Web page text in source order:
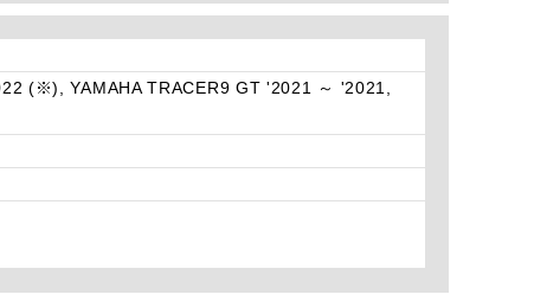
(※), YAMAHA TRACER9 GT '2021 ～ '2021,